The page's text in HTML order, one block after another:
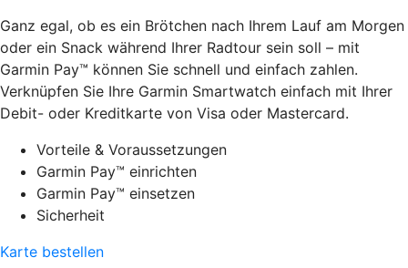
Ganz egal, ob es ein Brötchen nach Ihrem Lauf am Morgen
oder ein Snack während Ihrer Radtour sein soll – mit
Garmin Pay™ können Sie schnell und einfach zahlen.
Verknüpfen Sie Ihre Garmin Smartwatch einfach mit Ihrer
Debit- oder Kreditkarte von Visa oder Mastercard.
Vorteile & Voraussetzungen
Garmin Pay™ einrichten
Garmin Pay™ einsetzen
Sicherheit
Karte bestellen